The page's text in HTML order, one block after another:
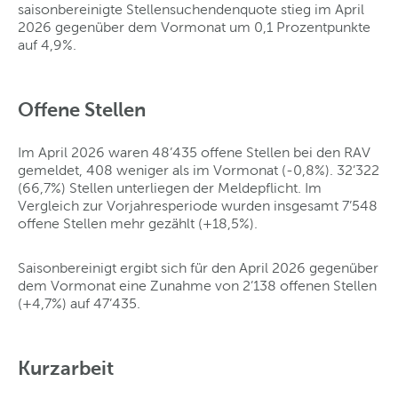
saisonbereinigte Stellensuchendenquote stieg im April
2026 gegenüber dem Vormonat um 0,1 Prozentpunkte
auf 4,9%.
Offene Stellen
Im April 2026 waren 48’435 offene Stellen bei den RAV
gemeldet, 408 weniger als im Vormonat (-0,8%). 32’322
(66,7%) Stellen unterliegen der Meldepflicht. Im
Vergleich zur Vorjahresperiode wurden insgesamt 7’548
offene Stellen mehr gezählt (+18,5%).
Saisonbereinigt ergibt sich für den April 2026 gegenüber
dem Vormonat eine Zunahme von 2’138 offenen Stellen
(+4,7%) auf 47’435.
Kurzarbeit